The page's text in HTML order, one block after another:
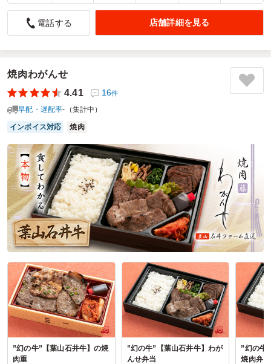
彩がきれいで味もしっかりしていてごはんが進みました
5.0
求書の宛名変更がありましたがサイトからすぐに対応ができ
て便利でした。
配達も時間通り、丁寧に持ってきていただけました。
できるだけ、県内の食材を使用しているお弁当を頼みたかっ
けた。男性、女性の参加者がいるため2種類を注文して選ん
でいただけるようにいたしました。
ご利用シーン：会議・セミナー›会議
参加者の年齢：50代～60代男女比：男性多め
神奈川県横浜市中区日本大通2025/11/14
鎌倉自然堂の口コミをもっと見る
電話する 店舗詳細を見る
焼肉わがんせ
4.41
16件
早配・遅配率-（集計中）
インボイス対応 焼肉
”幻の牛”【葉山石井牛】の焼
肉重
”幻の牛”【葉山石井牛】わが
んせ弁当
”幻の牛
焼肉弁当